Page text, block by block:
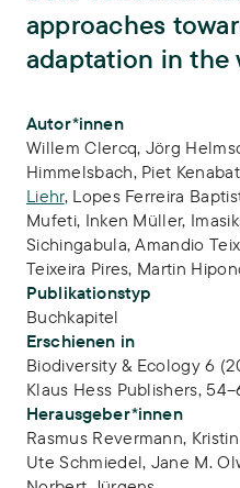
approaches
adaptation in the
Publikations-Infos
Autor*innen
Willem Clercq, Jörg
Himmelsbach, Piet
Liehr, Lopes Ferreira
Mufeti, Inken Müller,
Sichingabula,Amandio
Teixeira Pires, Martin
Publikationstyp
Buchkapitel
Erschienen in
Biodiversity & Ecology 6
Klaus Hess Publishers,
Herausgeber*innen
Rasmus Revermann,
Ute Schmiedel, Jane M.